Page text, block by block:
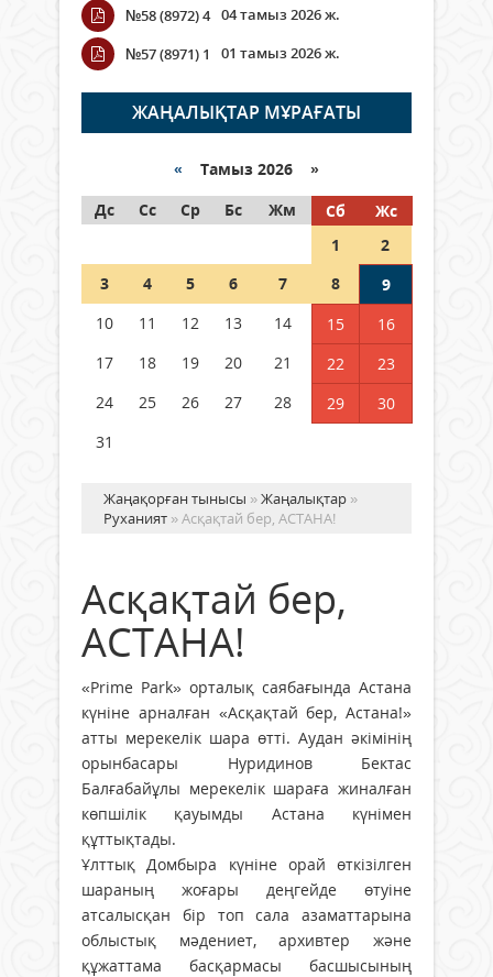
Wi-Fi ҚАБЫРҒА АРҚЫЛЫ ҚАЛАЙ
ӨТЕДІ?
06 тамыз 2026 ж. 271
граждане Казахстана,
05 тамыз 2026 ж. 153
Шетелде жүрген Қазақстан
азаматтары қалай дауыс бере
№58 (8972) 4 04 тамыз 2026 ж.
№57 (8971) 1
01 тамыз 2026 ж.
ЖАҢАЛЫҚТАР МҰРАҒАТЫ
« Тамыз 2026 »
Дс
Сс Ср Бс Жм Сб
Жс
1
2
3
4 5 6 7 8
9
10
11 12 13 14 15
16
17
18 19 20 21 22
23
24
25 26 27 28 29
30
31
Жаңақорған тынысы »Жаңалықтар »
Руханият » Асқақтай бер, АСТАНА!
Асқақтай бер,
АСТАНА!
«Prime Park» орталық саябағында Астана
күніне арналған «Асқақтай бер, Астана!»
атты мерекелік шара өтті. Аудан әкімінің
орынбасары Нуридинов Бектас
Балғабайұлы мерекелік шараға жиналған
көпшілік қауымды Астана күнімен
құттықтады.
Ұлттық Домбыра күніне орай өткізілген
шараның жоғары деңгейде өтуіне
атсалысқан бір топ сала азаматтарына
облыстық мәдениет, архивтер және
құжаттама басқармасы басшысының